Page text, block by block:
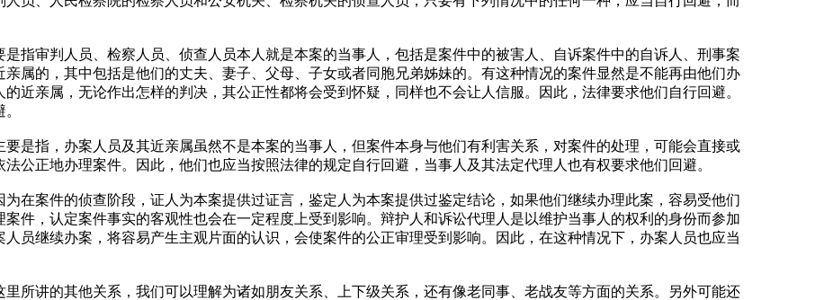
指审判人员、检察人员、侦查人员本人就是本案的当事人，包括是案件中的被害人、自诉案件中的自诉人、刑事案
属的，其中包括是他们的丈夫、妻子、父母、子女或者同胞兄弟姊妹的。有这种情况的案件显然是不能再由他们办
近亲属，无论作出怎样的判决，其公正性都将会受到怀疑，同样也不会让人信服。因此，法律要求他们自行回避。
指，办案人员及其近亲属虽然不是本案的当事人，但案件本身与他们有利害关系，对案件的处理，可能会直接或
公正地办理案件。因此，他们也应当按照法律的规定自行回避，当事人及其法定代理人也有权要求他们回避。
在案件的侦查阶段，证人为本案提供过证言，鉴定人为本案提供过鉴定结论，如果他们继续办理此案，容易受他们
件，认定案件事实的客观性也会在一定程度上受到影响。辩护人和诉讼代理人是以维护当事人的权利的身份而参加
员继续办案，将容易产生主观片面的认识，会使案件的公正审理受到影响。因此，在这种情况下，办案人员也应当
所讲的其他关系，我们可以理解为诸如朋友关系、上下级关系，还有像老同事、老战友等方面的关系。另外可能还